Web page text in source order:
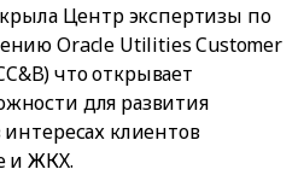
Центр экспертизы по
Oracle Utilities Customer
что открывает
для развития
клиентов
и ЖКХ.